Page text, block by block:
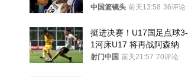
中国篮镜头 前天13:58 36评论
挺进决赛！U17国足点球3-
1河床U17 将再战阿森纳
射门中国 前天21:57 70评论